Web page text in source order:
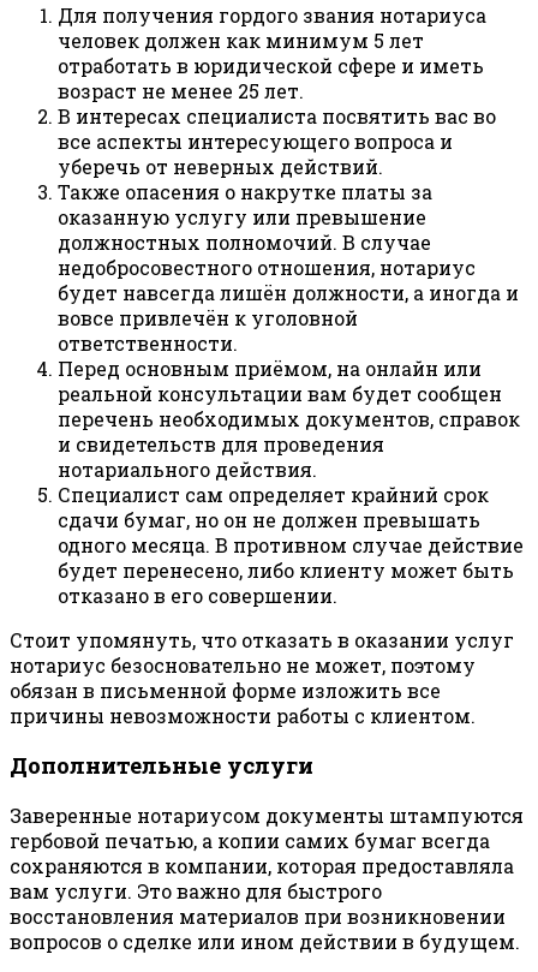
Для получения гордого звания нотариуса
человек должен как минимум 5 лет
отработать в юридической сфере и иметь
возраст не менее 25 лет.
В интересах специалиста посвятить вас во
все аспекты интересующего вопроса и
уберечь от неверных действий.
Также опасения о накрутке платы за
оказанную услугу или превышение
должностных полномочий. В случае
недобросовестного отношения, нотариус
будет навсегда лишён должности, а иногда и
вовсе привлечён к уголовной
ответственности.
Перед основным приёмом, на онлайн или
реальной консультации вам будет сообщен
перечень необходимых документов, справок
и свидетельств для проведения
нотариального действия.
Специалист сам определяет крайний срок
сдачи бумаг, но он не должен превышать
одного месяца. В противном случае действие
будет перенесено, либо клиенту может быть
отказано в его совершении.
Стоит упомянуть, что отказать в оказании услуг
нотариус безосновательно не может, поэтому
обязан в письменной форме изложить все
причины невозможности работы с клиентом.
Дополнительные услуги
Заверенные нотариусом документы штампуются
гербовой печатью, а копии самих бумаг всегда
сохраняются в компании, которая предоставляла
вам услуги. Это важно для быстрого
восстановления материалов при возникновении
вопросов о сделке или ином действии в будущем.